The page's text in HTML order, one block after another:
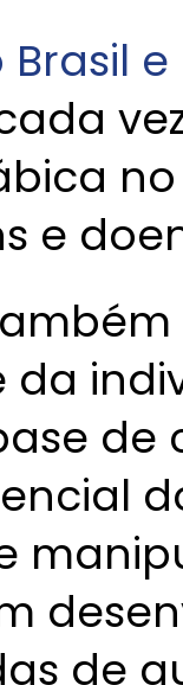
Brasil
e
da
de
de